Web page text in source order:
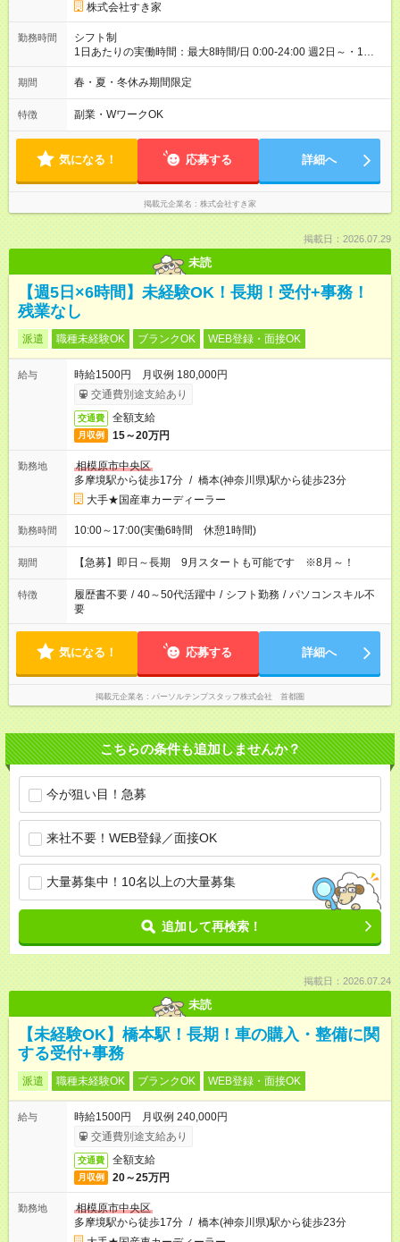
株式会社すき家
勤務時間
シフト制
1日あたりの実働時間：最大8時間/日 0:00-24:00 週2日～・1日
2h～OK ＜シフト例＞ 〇朝帯 5:00-9:00 〇昼帯 9:00-14:00 〇午
後帯 14:00-18:00 〇夜帯 18:00-22:00 〇深夜帯 22:00-翌5:00 基
ます♪
期間 春・夏・冬休み期間限定
特徴 副業・WワークOK
気になる！ 応募する 詳細へ
掲載元企業名 株式会社すき家
掲載日：2026.07.29
未読
【週5日×6時間】未経験OK！長期！受付+事務！
残業なし
派遣 職種未経験OK ブランクOK WEB登録・面接OK
給与
時給1500円 月収例 180,000円
交通費別途支給あり
交通費 全額支給
月収例 15～20万円
勤務地
相模原市中央区
多摩境駅から徒歩17分 / 橋本(神奈川県)駅から徒歩23分
大手★国産車カーディーラー
勤務時間 10:00～17:00(実働6時間 休憩1時間)
期間 【急募】即日～長期 9月スタートも可能です ※8月～！
特徴 履歴書不要 / 40～50代活躍中 / シフト勤務 / パソコンスキル不
要
気になる！ 応募する 詳細へ
掲載元企業名 パーソルテンプスタッフ株式会社 首都圏
こちらの条件も追加しませんか？
今が狙い目！急募
来社不要！WEB登録／面接OK
大量募集中！10名以上の大量募集
追加して再検索！
掲載日：2026.07.24
未読
【未経験OK】橋本駅！長期！車の購入・整備に関
する受付+事務
派遣 職種未経験OK ブランクOK WEB登録・面接OK
給与
時給1500円 月収例 240,000円
交通費別途支給あり
交通費 全額支給
月収例 20～25万円
勤務地
相模原市中央区
多摩境駅から徒歩17分 / 橋本(神奈川県)駅から徒歩23分